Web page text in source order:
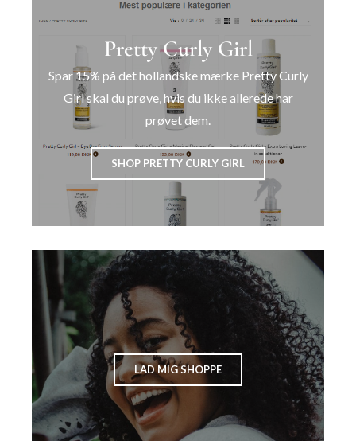
Pretty Curly Girl
Spar 15% på det hollandske mærke Pretty Curly
Girl skal du prøve, hvis du ikke allerede har
prøvet dem.
SHOP PRETTY CURLY GIRL
LAD MIG SHOPPE